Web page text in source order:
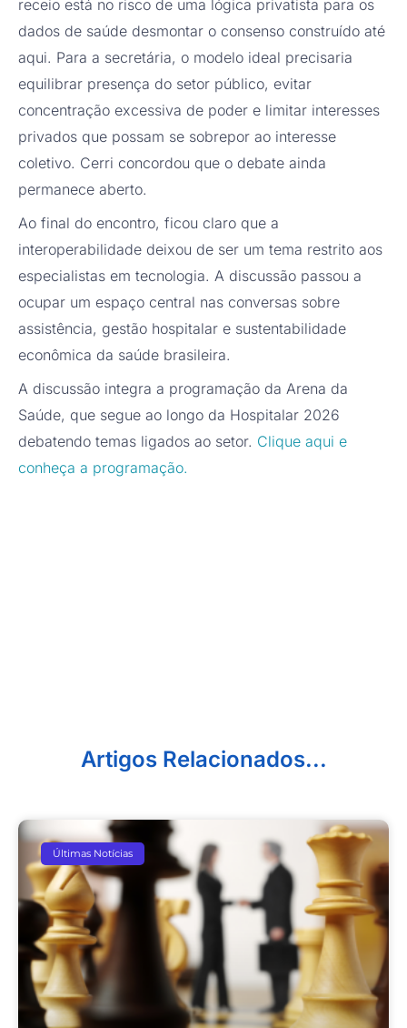
receio está no risco de uma lógica privatista para os
dados de saúde desmontar o consenso construído até
aqui. Para a secretária, o modelo ideal precisaria
equilibrar presença do setor público, evitar
concentração excessiva de poder e limitar interesses
privados que possam se sobrepor ao interesse
coletivo. Cerri concordou que o debate ainda
permanece aberto.
Ao final do encontro, ficou claro que a
interoperabilidade deixou de ser um tema restrito aos
especialistas em tecnologia. A discussão passou a
ocupar um espaço central nas conversas sobre
assistência, gestão hospitalar e sustentabilidade
econômica da saúde brasileira.
A discussão integra a programação da Arena da
Saúde, que segue ao longo da Hospitalar 2026
debatendo temas ligados ao setor. Clique aqui e
conheça a programação.
Artigos Relacionados...
Últimas Notícias